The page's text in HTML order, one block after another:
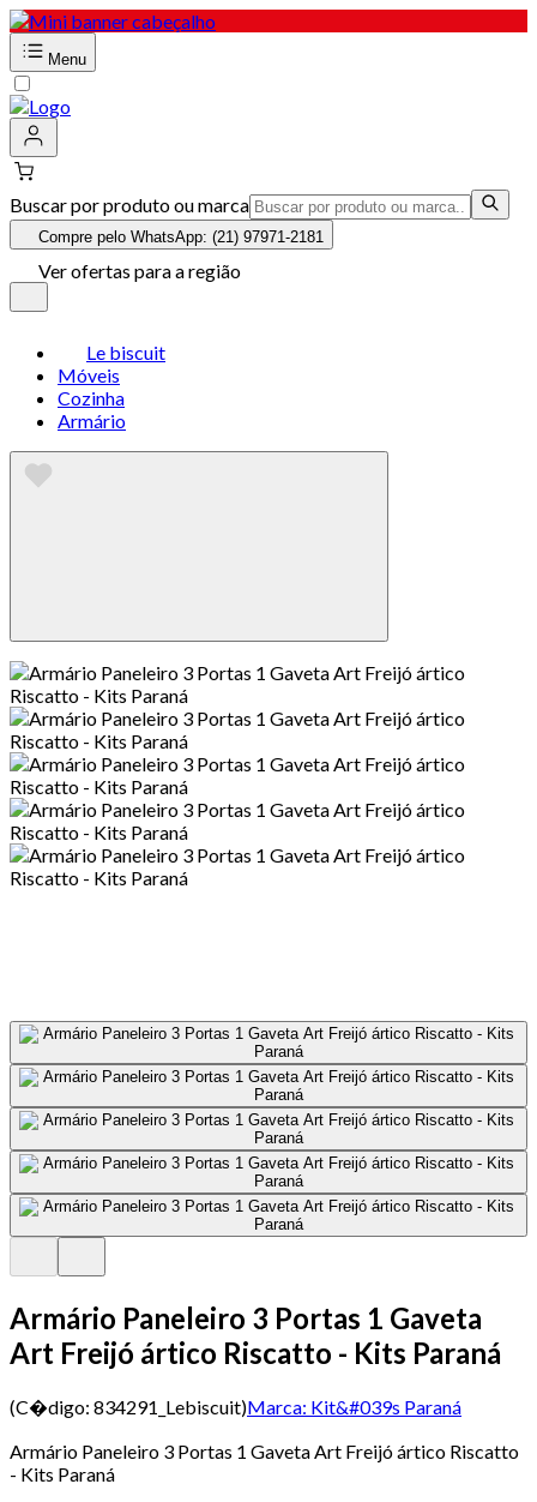
Menu
Buscar por produto ou marca
Compre pelo WhatsApp: (21) 97971-2181
Ver ofertas para a região
Le biscuit
Móveis
Cozinha
Armário
Armário Paneleiro 3 Portas 1 Gaveta
Art Freijó ártico Riscatto - Kits Paraná
(C�digo: 834291_Lebiscuit)Marca: Kit&#039s Paraná
Armário Paneleiro 3 Portas 1 Gaveta Art Freijó ártico Riscatto
- Kits Paraná